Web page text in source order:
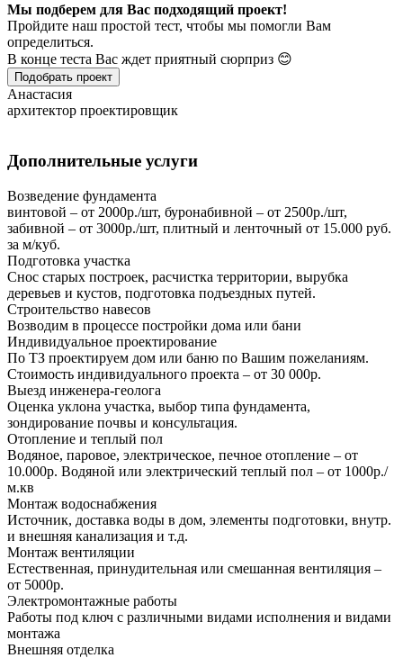
Мы подберем для Вас подходящий проект!
Пройдите наш простой тест, чтобы мы помогли Вам
определиться.
В конце теста Вас ждет приятный сюрприз 😊
Подобрать проект
Анастасия
архитектор проектировщик
Дополнительные услуги
Возведение фундамента
винтовой – от 2000р./шт, буронабивной – от 2500р./шт,
забивной – от 3000р./шт, плитный и ленточный от 15.000 руб.
за м/куб.
Подготовка участка
Снос старых построек, расчистка территории, вырубка
деревьев и кустов, подготовка подъездных путей.
Строительство навесов
Возводим в процессе постройки дома или бани
Индивидуальное проектирование
По ТЗ проектируем дом или баню по Вашим пожеланиям.
Стоимость индивидуального проекта – от 30 000р.
Выезд инженера-геолога
Оценка уклона участка, выбор типа фундамента,
зондирование почвы и консультация.
Отопление и теплый пол
Водяное, паровое, электрическое, печное отопление – от
10.000р. Водяной или электрический теплый пол – от 1000р./
м.кв
Монтаж водоснабжения
Источник, доставка воды в дом, элементы подготовки, внутр.
и внешняя канализация и т.д.
Монтаж вентиляции
Естественная, принудительная или смешанная вентиляция –
от 5000р.
Электромонтажные работы
Работы под ключ с различными видами исполнения и видами
монтажа
Внешняя отделка